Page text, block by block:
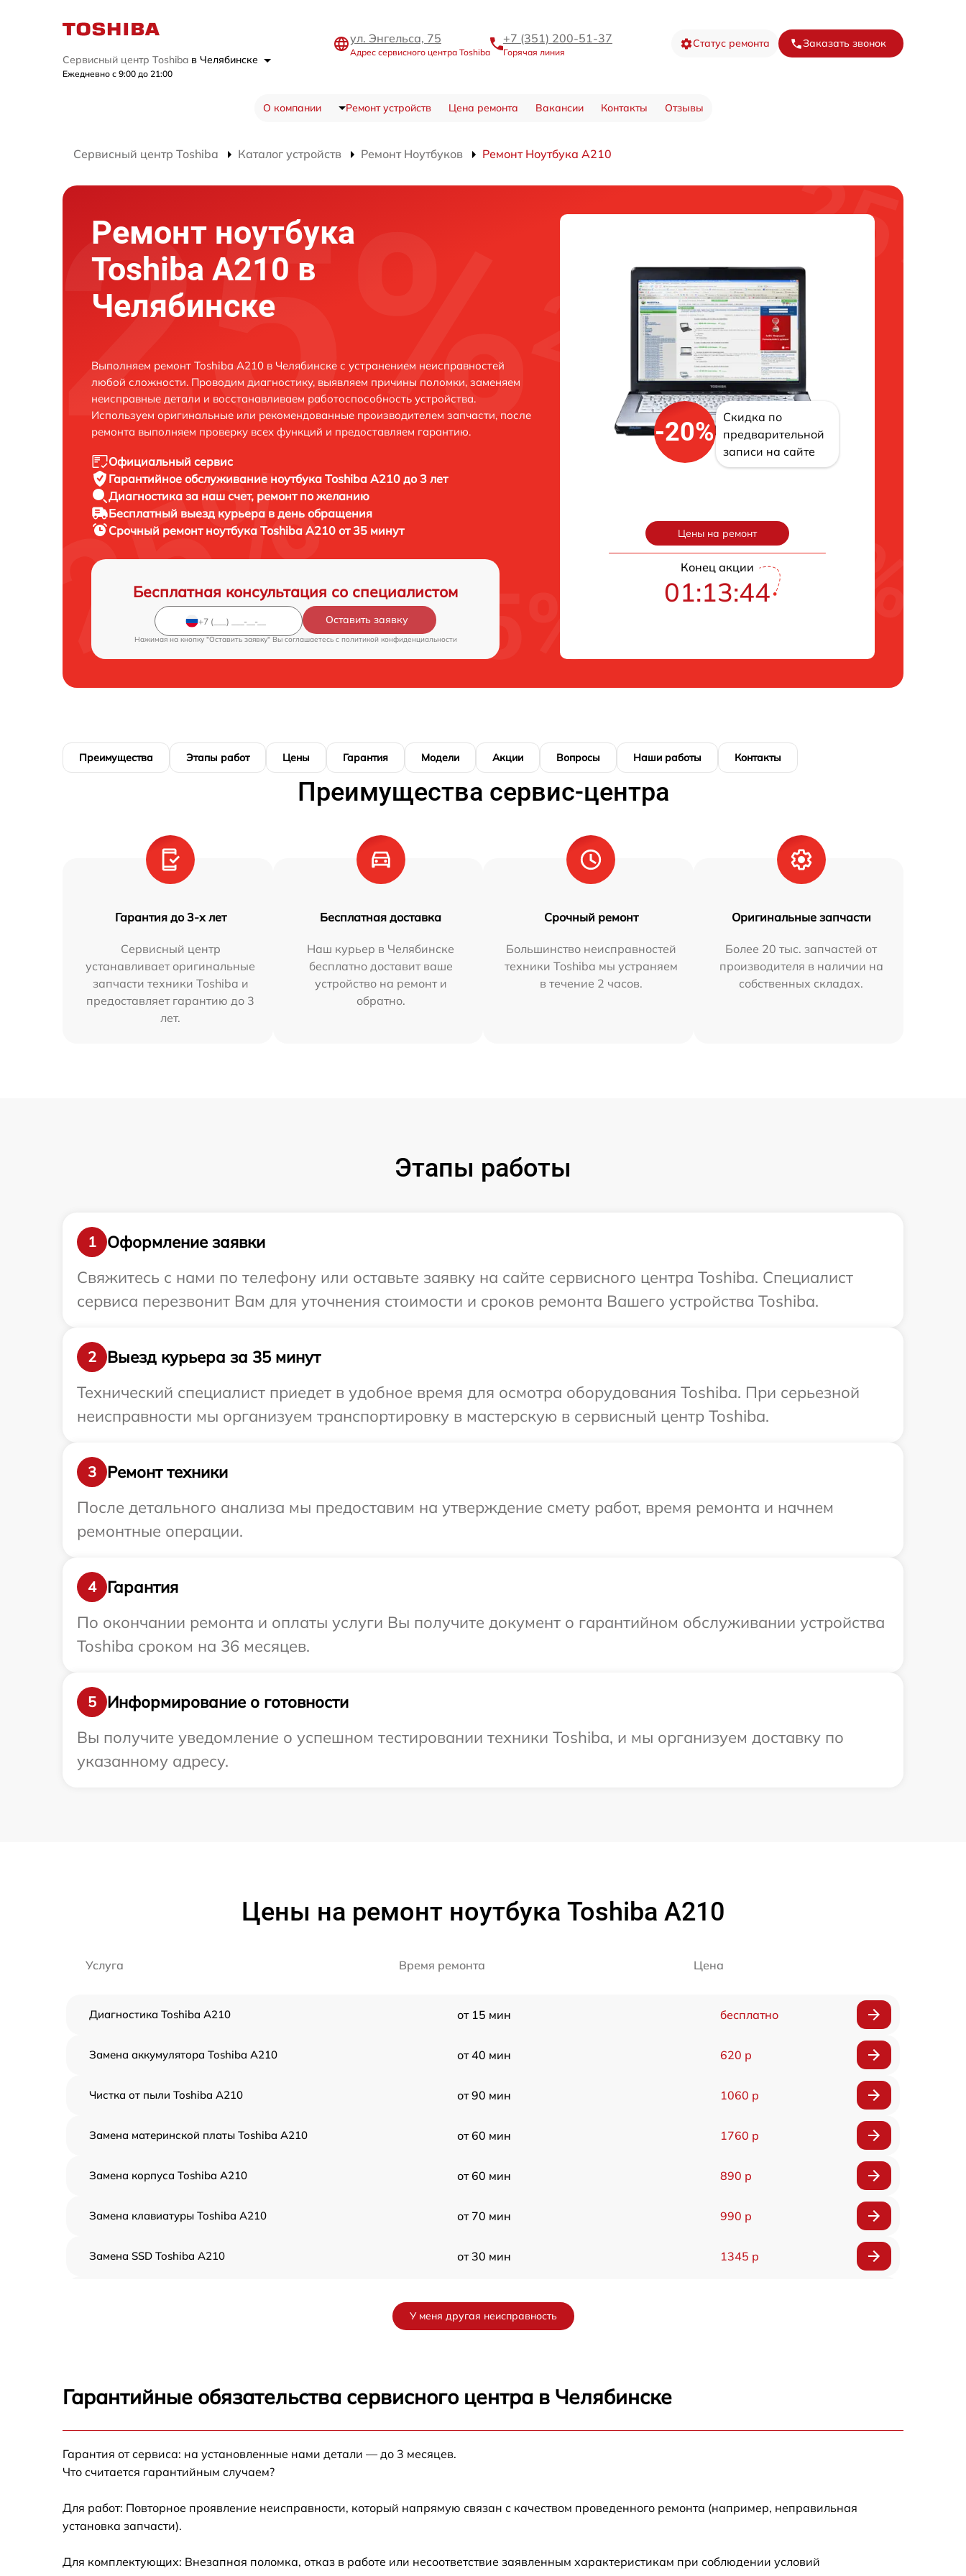
Сервисный центр Toshiba в Челябинске
Ежедневно с 9:00 до 21:00
ул. Энгельса, 75
Адрес сервисного центра Toshiba
+7 (351) 200-51-37
Горячая линия
Статус ремонта Заказать звонок
О компании Ремонт устройств Цена ремонта Вакансии Контакты Отзывы
Сервисный центр Toshiba Каталог устройств Ремонт Ноутбуков Ремонт Ноутбука A210
Ремонт ноутбука
Toshiba A210 в
Челябинске
Выполняем ремонт Toshiba A210 в Челябинске с устранением неисправностей
любой сложности. Проводим диагностику, выявляем причины поломки, заменяем
неисправные детали и восстанавливаем работоспособность устройства.
Используем оригинальные или рекомендованные производителем запчасти, после
ремонта выполняем проверку всех функций и предоставляем гарантию.
Официальный сервис
Гарантийное обслуживание ноутбука Toshiba A210 до 3 лет
Диагностика за наш счет, ремонт по желанию
Бесплатный выезд курьера в день обращения
Срочный ремонт ноутбука Toshiba A210 от 35 минут
Бесплатная консультация со специалистом
Оставить заявку
Нажимая на кнопку "Оставить заявку" Вы соглашаетесь c политикой конфиденциальности
-20%
Скидка по
предварительной
записи на сайте
Цены на ремонт
Конец акции
01:13:43
Преимущества Этапы работ Цены Гарантия Модели Акции Вопросы Наши работы Контакты
Преимущества сервис-центра
Гарантия до 3-х лет
Сервисный центр
устанавливает оригинальные
запчасти техники Toshiba и
предоставляет гарантию до 3
лет.
Бесплатная доставка
Наш курьер в Челябинске
бесплатно доставит ваше
устройство на ремонт и
обратно.
Срочный ремонт
Большинство неисправностей
техники Toshiba мы устраняем
в течение 2 часов.
Оригинальные запчасти
Более 20 тыс. запчастей от
производителя в наличии на
собственных складах.
Этапы работы
1
Оформление заявки
Свяжитесь с нами по телефону или оставьте заявку на сайте сервисного центра Toshiba. Специалист
сервиса перезвонит Вам для уточнения стоимости и сроков ремонта Вашего устройства Toshiba.
2
Выезд курьера за 35 минут
Технический специалист приедет в удобное время для осмотра оборудования Toshiba. При серьезной
неисправности мы организуем транспортировку в мастерскую в сервисный центр Toshiba.
3
Ремонт техники
После детального анализа мы предоставим на утверждение смету работ, время ремонта и начнем
ремонтные операции.
4
Гарантия
По окончании ремонта и оплаты услуги Вы получите документ о гарантийном обслуживании устройства
Toshiba сроком на 36 месяцев.
5
Информирование о готовности
Вы получите уведомление о успешном тестировании техники Toshiba, и мы организуем доставку по
указанному адресу.
Цены на ремонт ноутбука Toshiba A210
Услуга Время ремонта Цена
Диагностика Toshiba A210 от 15 мин бесплатно
Замена аккумулятора Toshiba A210 от 40 мин 620 р
Чистка от пыли Toshiba A210 от 90 мин 1060 р
Замена материнской платы Toshiba A210 от 60 мин 1760 р
Замена корпуса Toshiba A210 от 60 мин 890 р
Замена клавиатуры Toshiba A210 от 70 мин 990 р
Замена SSD Toshiba A210 от 30 мин 1345 р
Замена системы охлаждения Toshiba A210
У меня другая неисправность
Гарантийные обязательства сервисного центра в Челябинске
Гарантия от сервиса: на установленные нами детали — до 3 месяцев.
Что считается гарантийным случаем?
Для работ: Повторное проявление неисправности, который напрямую связан с качеством проведенного ремонта (например, неправильная
установка запчасти).
Для комплектующих: Внезапная поломка, отказ в работе или несоответствие заявленным характеристикам при соблюдении условий